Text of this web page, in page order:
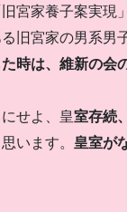
宮家養子案実
旧宮家の男系男
時は、維新の会
せよ、皇室存続
います。 皇室が